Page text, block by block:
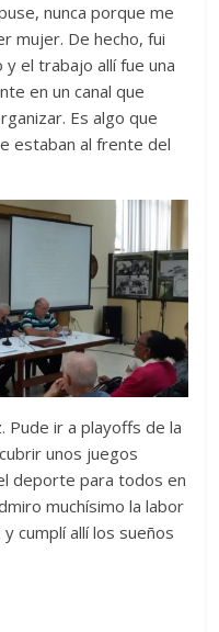
nunca porque me
mujer. De hecho, fui
el trabajo allí fue una
en un canal que
Es algo que
estaban al frente del
Pude ir a playoffs de la
unos juegos
deporte para todos en
muchísimo la labor
cumplí allí los sueños